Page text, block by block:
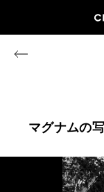
マグナムの